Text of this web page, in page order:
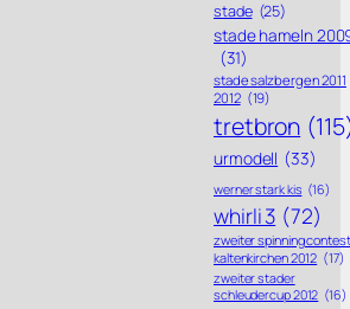
stade (25)
stade hameln
(31)
stade salzbergen 2011
2012 (19)
tretbron
urmodell (33)
werner stark kis (16)
whirli 3 (72)
zweiter spinning contest
kaltenkirchen 2012 (17)
zweiter stader
schleudercup 2012 (16)